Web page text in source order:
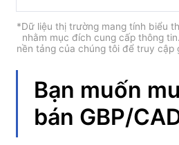
Bahasa Indonesia
Bahasa Melayu
*Dữ liệu thị trường mang tính biểu
nhằm mục đích cung cấp thông
nền tảng của chúng tôi để truy cập
Bạn muốn
bán GBP/